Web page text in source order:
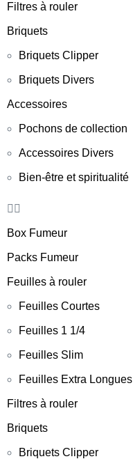
Filtres à rouler
Briquets
Briquets Clipper
Briquets Divers
Accessoires
Pochons de collection
Accessoires Divers
Bien-être et spiritualité
Box Fumeur
Packs Fumeur
Feuilles à rouler
Feuilles Courtes
Feuilles 1 1/4
Feuilles Slim
Feuilles Extra Longues
Filtres à rouler
Briquets
Briquets Clipper